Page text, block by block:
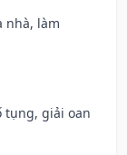
nhà, làm
tụng, giải oan